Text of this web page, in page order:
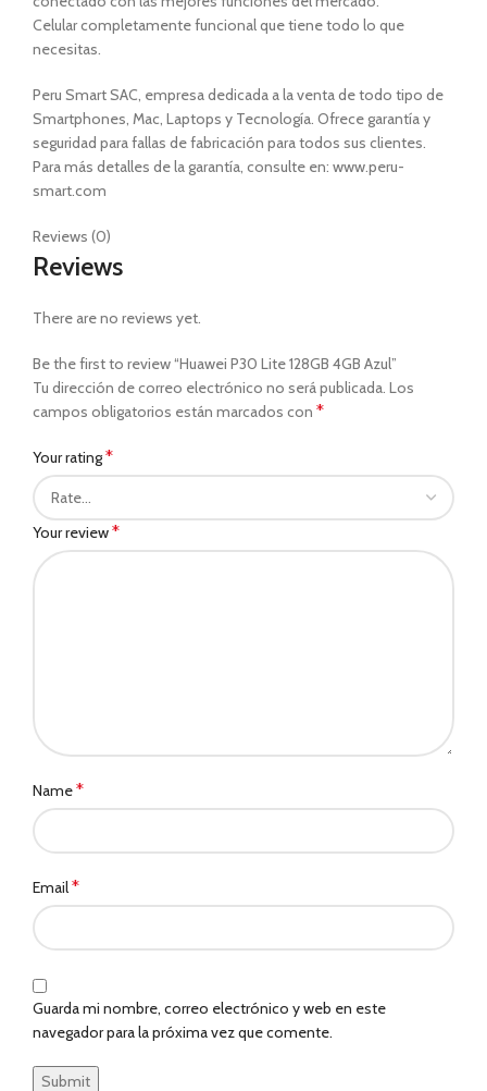
Celular completamente funcional que tiene todo lo que
necesitas.
Peru Smart SAC, empresa dedicada a la venta de todo tipo de
Smartphones, Mac, Laptops y Tecnología. Ofrece garantía y
seguridad para fallas de fabricación para todos sus clientes.
Para más detalles de la garantía, consulte en: www.peru-
smart.com
Reviews (0)
Reviews
There are no reviews yet.
Be the first to review “Huawei P30 Lite 128GB 4GB Azul”
Tu dirección de correo electrónico no será publicada. Los
campos obligatorios están marcados con *
Your rating*
Your review*
Name*
Email*
Guarda mi nombre, correo electrónico y web en este
navegador para la próxima vez que comente.